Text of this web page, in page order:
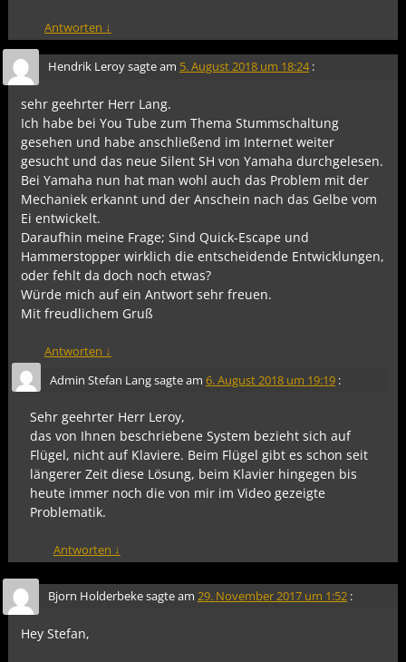
Antworten ↓
Hendrik Leroysagte am 5. August 2018 um 18:24 :
sehr geehrter Herr Lang.
Ich habe bei You Tube zum Thema Stummschaltung
gesehen und habe anschließend im Internet weiter
gesucht und das neue Silent SH von Yamaha durchgelesen.
Bei Yamaha nun hat man wohl auch das Problem mit der
Mechaniek erkannt und der Anschein nach das Gelbe vom
Ei entwickelt.
Daraufhin meine Frage; Sind Quick-Escape und
Hammerstopper wirklich die entscheidende Entwicklungen,
oder fehlt da doch noch etwas?
Würde mich auf ein Antwort sehr freuen.
Mit freudlichem Gruß
Antworten ↓
Admin Stefan Langsagte am 6. August 2018 um 19:19 :
Sehr geehrter Herr Leroy,
das von Ihnen beschriebene System bezieht sich auf
Flügel, nicht auf Klaviere. Beim Flügel gibt es schon seit
längerer Zeit diese Lösung, beim Klavier hingegen bis
heute immer noch die von mir im Video gezeigte
Problematik.
Antworten ↓
Bjorn Holderbekesagte am 29. November 2017 um 1:52 :
Hey Stefan,